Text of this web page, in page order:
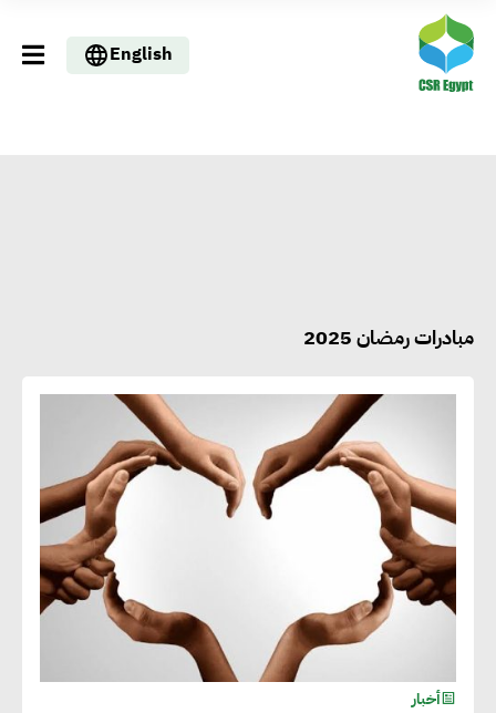
English
مبادرات رمضان 2025
أخبار